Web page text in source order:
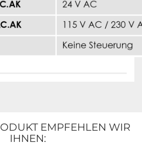
EMPFEHLEN WIR
IHNEN: